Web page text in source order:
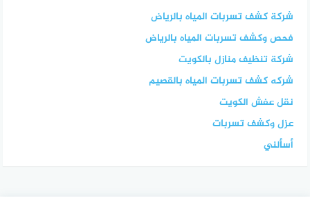
شركة كشف تسربات المياه بالرياض
فحص وكشف تسربات المياه بالرياض
شركة تنظيف منازل بالكويت
شركه كشف تسربات المياه بالقصيم
نقل عفش الكويت
عزل وكشف تسربات
أسألني